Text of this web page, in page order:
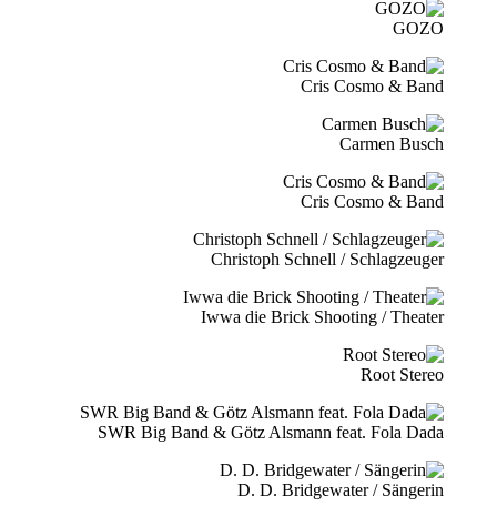
GOZO
Cris Cosmo & Band
Carmen Busch
Cris Cosmo & Band
Christoph Schnell / Schlagzeuger
Iwwa die Brick Shooting / Theater
Root Stereo
SWR Big Band & Götz Alsmann feat. Fola Dada
D. D. Bridgewater / Sängerin